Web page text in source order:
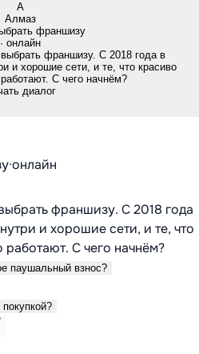
А
Алмаз
франшизу
· онлайн
франшизу. С 2018 года в
и хорошие сети, и те, что красиво
С чего начнём?
диалог
·онлайн
франшизу. С 2018 года
и хорошие сети, и те, что
С чего начнём?
паушальный взнос?